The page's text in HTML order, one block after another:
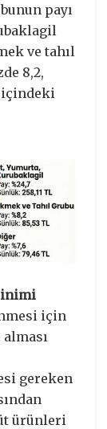
payı
ve tahıl
8,2,
içindeki
için
gereken
ürünleri